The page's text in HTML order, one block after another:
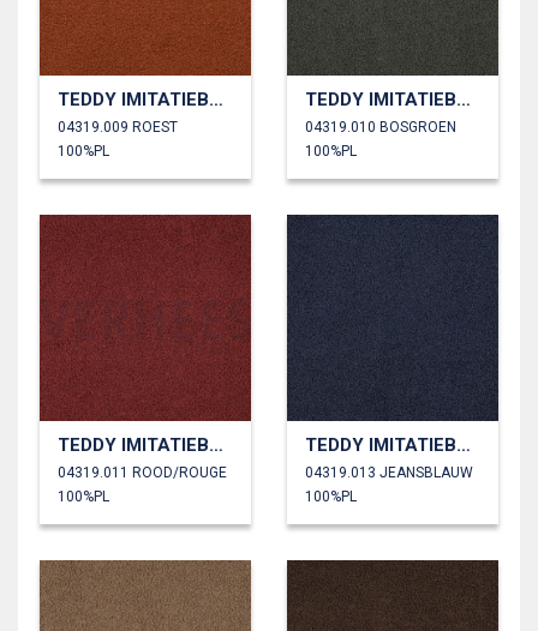
TEDDY IMITATIEBONT
04319.009 ROEST
100%PL
TEDDY IMITATIEBONT
04319.010 BOSGROEN
100%PL
TEDDY IMITATIEBONT
04319.011 ROOD/ROUGE
100%PL
TEDDY IMITATIEBONT
04319.013 JEANSBLAUW
100%PL